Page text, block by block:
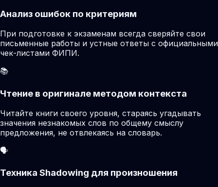
Анализ ошибок по критериям
При подготовке к экзаменам всегда сверяйте свои
письменные работы и устные ответы с официальными
чек-листами ФИПИ.
📚
Чтение в оригинале методом контекста
Читайте книги своего уровня, стараясь угадывать
значения незнакомых слов по общему смыслу
предложения, не отвлекаясь на словарь.
🗣️
Техника Shadowing для произношения